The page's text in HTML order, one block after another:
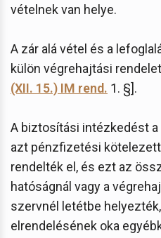
vételnek van helye.
A zár alá vétel és a
külön végrehajtási
(XII. 15.) IM rend. 1. §].
A biztosítási intézkedést
azt pénzfizetési
rendelték el, és ezt az
hatóságnál vagy a
szervnél letétbe
elrendelésének oka